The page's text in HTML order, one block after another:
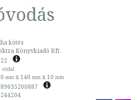
kötés
Könyvkiadó Kft.
oldal
mm x 140 mm x 10 mm